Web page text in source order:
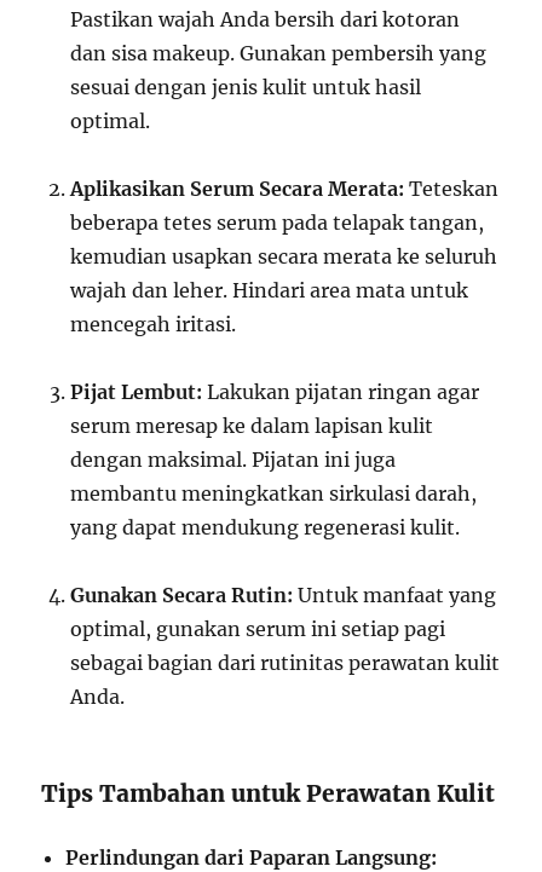
Pastikan wajah Anda bersih dari kotoran
dan sisa makeup. Gunakan pembersih yang
sesuai dengan jenis kulit untuk hasil
optimal.
Aplikasikan Serum Secara Merata: Teteskan
beberapa tetes serum pada telapak tangan,
kemudian usapkan secara merata ke seluruh
wajah dan leher. Hindari area mata untuk
mencegah iritasi.
Pijat Lembut: Lakukan pijatan ringan agar
serum meresap ke dalam lapisan kulit
dengan maksimal. Pijatan ini juga
membantu meningkatkan sirkulasi darah,
yang dapat mendukung regenerasi kulit.
Gunakan Secara Rutin: Untuk manfaat yang
optimal, gunakan serum ini setiap pagi
sebagai bagian dari rutinitas perawatan kulit
Anda.
Tips Tambahan untuk Perawatan Kulit
Perlindungan dari Paparan Langsung: